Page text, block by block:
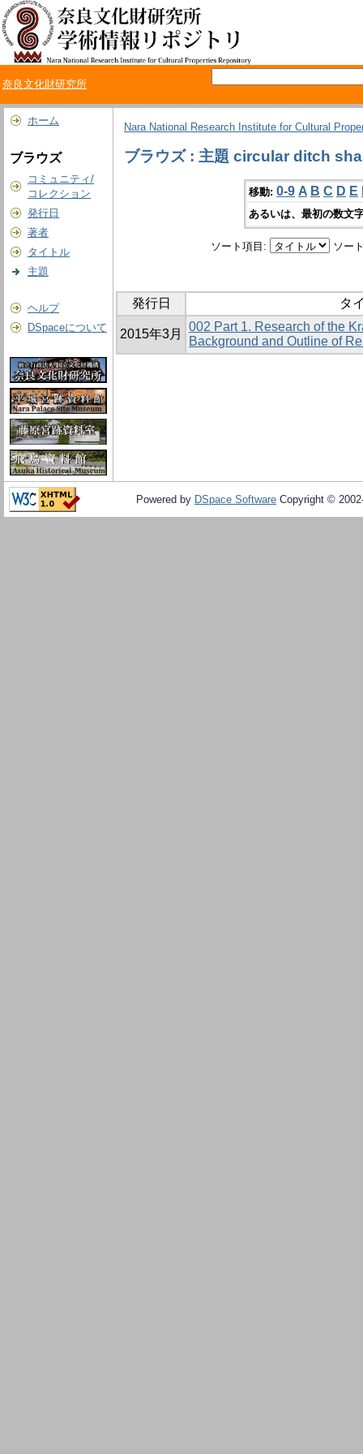
奈良文化財研究所
ホーム
ブラウズ
コミュニティ/
コレクション
発行日
著者
タイトル
主題
ヘルプ
DSpaceについて
Nara National Research Institute for Cultural
ブラウズ : 主題 circular ditch
移動: 0-9 A B C D E
あるいは、最初の数文
ソート項目: ソー
発行日 タ
2015年3月
002 Part 1. Research of the
Background and Outline of
Powered by DSpace Software Copyright ©